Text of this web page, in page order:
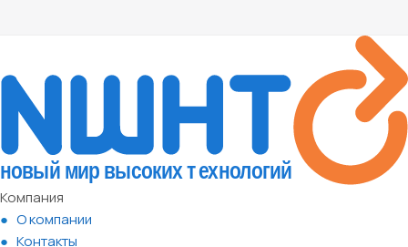
Компания
О компании
Контакты